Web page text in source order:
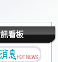
看板